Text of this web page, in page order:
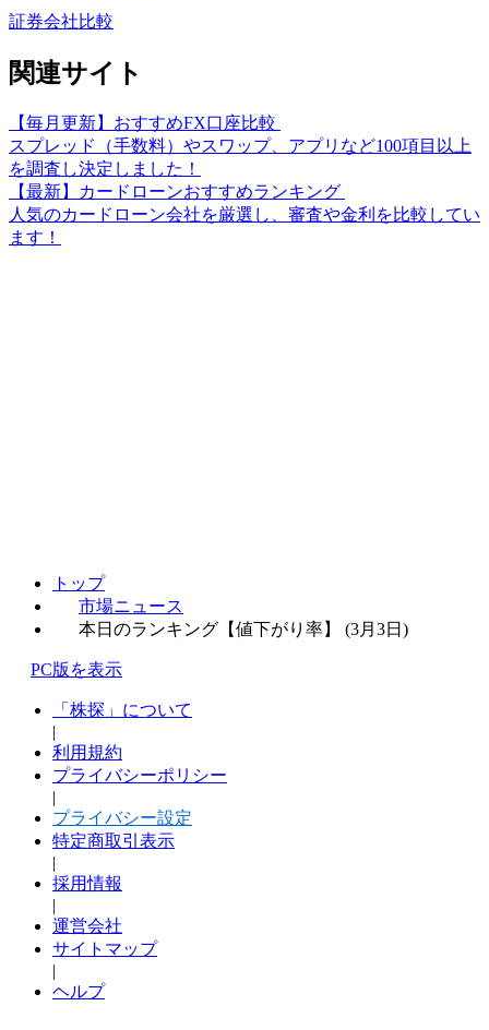
証券会社比較
関連サイト
【毎月更新】おすすめFX口座比較
スプレッド（手数料）やスワップ、アプリなど100項目以上
を調査し決定しました！
【最新】カードローンおすすめランキング
人気のカードローン会社を厳選し、審査や金利を比較してい
ます！
トップ
市場ニュース
本日のランキング【値下がり率】 (3月3日)
PC版を表示
「株探」について
|
利用規約
プライバシーポリシー
|
プライバシー設定
特定商取引表示
|
採用情報
|
運営会社
サイトマップ
|
ヘルプ